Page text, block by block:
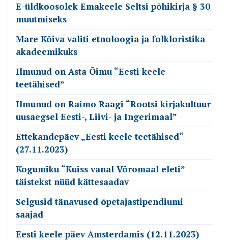
E-üldkoosolek Emakeele Seltsi põhikirja § 30
muutmiseks
Mare Kõiva valiti etnoloogia ja folkloristika
akadeemikuks
Ilmunud on Asta Õimu “Eesti keele
teetähised”
Ilmunud on Raimo Raagi “Rootsi kirjakultuur
uusaegsel Eesti-, Liivi- ja Ingerimaal”
Ettekandepäev „Eesti keele teetähised“
(27.11.2023)
Kogumiku “Kuiss vanal Võromaal eleti”
täistekst nüüd kättesaadav
Selgusid tänavused õpetajastipendiumi
saajad
Eesti keele päev Amsterdamis (12.11.2023)